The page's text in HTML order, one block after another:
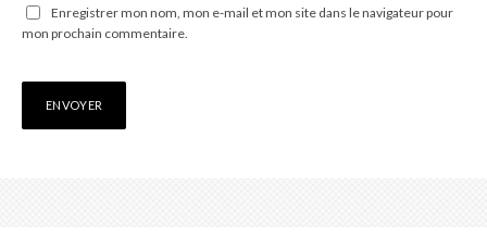
Enregistrer mon nom, mon e-mail et mon site dans le navigateur pour
mon prochain commentaire.